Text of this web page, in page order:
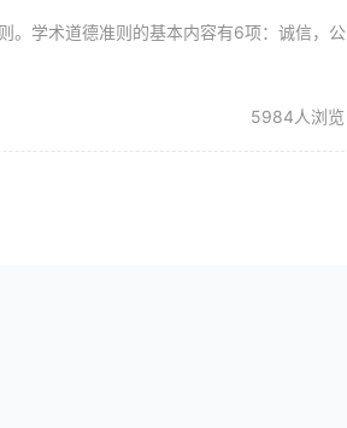
。学术道德准则的基本内容有6项：诚信，公
5984人浏览